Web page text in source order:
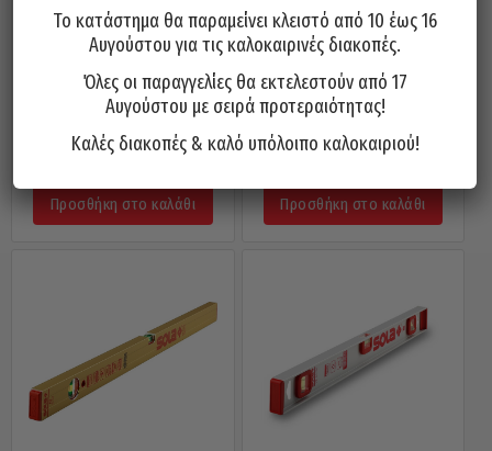
Αλφάδι SOLA Αυστρίας 200cm
97,50€
Προσθήκη στο καλάθι
Μαγνητικό Αλφάδι Τσέπης
€
Προσθήκη στο καλάθι
Το κατάστημα θα παραμείνει κλειστό από 10 έως 16
Αυγούστου για τις καλοκαιρινές διακοπές.
Όλες οι παραγγελίες θα εκτελεστούν από 17
Αυγούστου με σειρά προτεραιότητας!
Καλές διακοπές & καλό υπόλοιπο καλοκαιριού!